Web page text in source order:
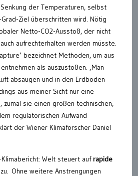
der Temperaturen, selbst
Ziel überschritten wird. Nötig
Netto-CO2-Ausstoß, der nicht
aufrechterhalten werden müsste.
bezeichnet Methoden, um aus
als auszustoßen. ‚Man
absaugen und in den Erdboden
aus meiner Sicht nur eine
zumal sie einen großen technischen,
regulatorischen Aufwand
der Wiener Klimaforscher Daniel
Welt steuert aufrapide
zu. Ohne weitere Anstrengungen